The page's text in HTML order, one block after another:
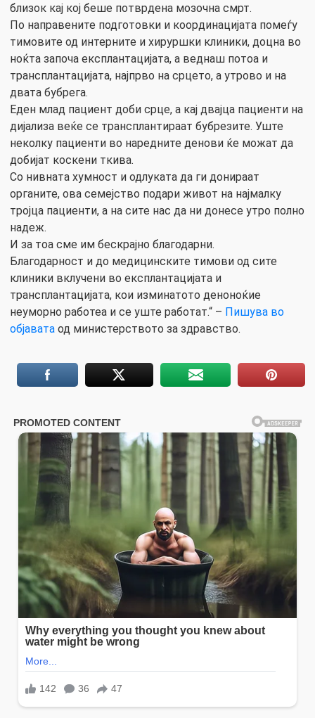
близок кај кој беше потврдена мозочна смрт.
По направените подготовки и координацијата помеѓу
тимовите од интерните и хируршки клиники, доцна во
ноќта започа експлантацијата, а веднаш потоа и
трансплантацијата, најпрво на срцето, а утрово и на
двата бубрега.
Еден млад пациент доби срце, а кај двајца пациенти на
дијализа веќе се трансплантираат бубрезите. Уште
неколку пациенти во наредните денови ќе можат да
добијат коскени ткива.
Со нивната хумност и одлуката да ги донираат
органите, ова семејство подари живот на најмалку
тројца пациенти, а на сите нас да ни донесе утро полно
надеж.
И за тоа сме им бескрајно благодарни.
Благодарност и до медицинските тимови од сите
клиники вклучени во експлантацијата и
трансплантацијата, кои изминатото деноноќие
неуморно работеа и се уште работат.“ – Пишува во
објавата од министерството за здравство.